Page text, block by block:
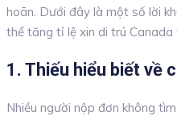
hoãn. Dưới đây là một số lời
thể tăng tỉ lệ xin di trú Canada
1. Thiếu hiểu biết về
Nhiều người nộp đơn không